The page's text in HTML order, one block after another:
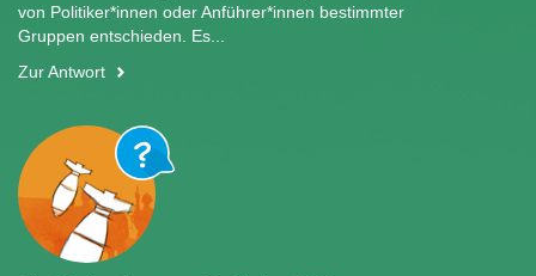
von Politiker*innen oder Anführer*innen bestimmter
Gruppen entschieden. Es...
Zur Antwort